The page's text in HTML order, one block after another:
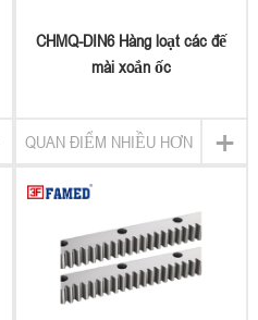
CHMQ-DIN6 Hàng loạt các đế
mài xoắn ốc
+
QUAN ĐIỂM NHIỀU HƠN